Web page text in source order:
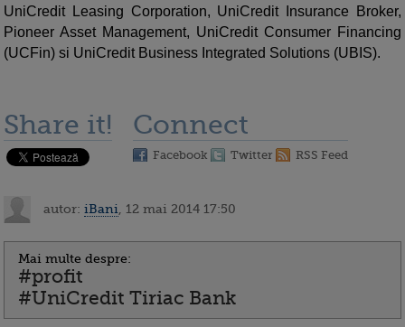
UniCredit Leasing Corporation, UniCredit Insurance Broker,
Pioneer Asset Management, UniCredit Consumer Financing
(UCFin) si UniCredit Business Integrated Solutions (UBIS).
Share it! Connect
Facebook Twitter RSS Feed
autor: iBani , 12 mai 2014 17:50
Mai multe despre:
#profit
#UniCredit Tiriac Bank